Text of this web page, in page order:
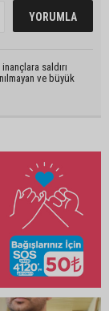
saldırı
ve büyük